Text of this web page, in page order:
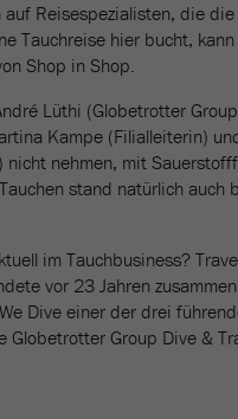
auf Reisespezialisten, die
Tauchreise hier bucht,
Shop in Shop.
Lüthi (Globetrotter
Kampe (Filialleiterin)
nehmen, mit
stand natürlich auch
im Tauchbusiness?
vor 23 Jahren
Dive einer der drei
Group Dive &